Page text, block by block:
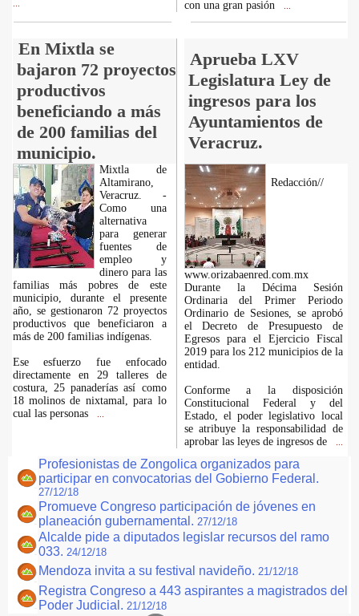
con una gran pasión
En Mixtla se
bajaron 72 proyectos
productivos
beneficiando a más
de 200 familias del
municipio.
Aprueba LXV
Legislatura Ley de
ingresos para los
Ayuntamientos de
Veracruz.
Mixtla de
Altamirano,
Veracruz. -
Como una
alternativa
para generar
fuentes de
empleo y
dinero para las
familias más pobres de este
municipio, durante el presente
año, se gestionaron 72 proyectos
productivos que beneficiaron a
más de 200 familias indígenas.
Ese esfuerzo fue enfocado
directamente en 29 talleres de
costura, 25 panaderías así como
18 molinos de nixtamal, para lo
cual las personas
Redacción//
www.orizabaenred.com.mx
Durante la Décima Sesión
Ordinaria del Primer Periodo
Ordinario de Sesiones, se aprobó
el Decreto de Presupuesto de
Egresos para el Ejercicio Fiscal
2019 para los 212 municipios de la
entidad.
Conforme a la disposición
Constitucional Federal y del
Estado, el poder legislativo local
se atribuye la responsabilidad de
aprobar las leyes de ingresos de
Profesionistas de Zongolica organizados para
participar en convocatorias del Gobierno Federal.
27/12/18
Promueve Congreso participación de jóvenes en
planeación gubernamental. 27/12/18
Alcalde pide a diputados legislar recursos del ramo
033. 24/12/18
Mendoza invita a su festival navideño. 21/12/18
Registra Congreso a 443 aspirantes a magistrados del
Poder Judicial. 21/12/18